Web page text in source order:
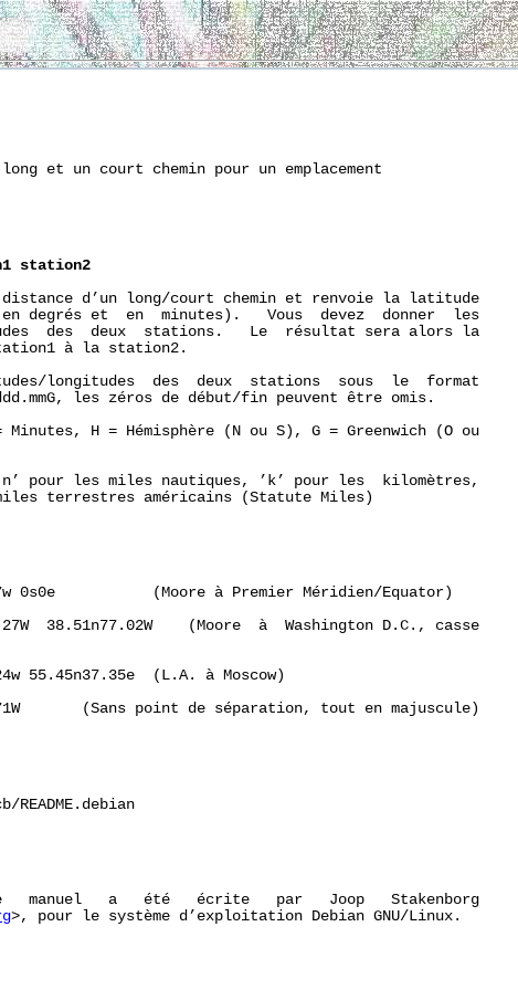
et un court chemin pour un emplacement
station2
d’un long/court chemin et renvoie la latitude
degrés et  en  minutes).   Vous  devez  donner  les
des  deux  stations.   Le  résultat sera alors la
à la station2.
longitudes  des  deux  stations  sous  le  format
les zéros de début/fin peuvent être omis.
Minutes, H = Hémisphère (N ou S), G = Greenwich (O ou
pour les miles nautiques, ’k’ pour les  kilomètres,
terrestres américains (Statute Miles)
0s0e           (Moore à Premier Méridien/Equator)
38.51n77.02W    (Moore  à  Washington D.C., casse
55.45n37.35e  (L.A. à Moscow)
(Sans point de séparation, tout en majuscule)
README.debian
manuel   a   été   écrite   par   Joop   Stakenborg
>, pour le système d’exploitation Debian GNU/Linux.